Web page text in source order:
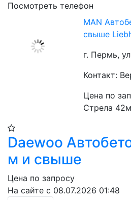
Посмотреть телефон
MAN
свыше
г. Пермь,
Контакт:
Цена по
Стрела
Daewoo
м и свыше
Цена по запросу
На сайте с 08.07.2026 01:48